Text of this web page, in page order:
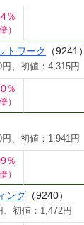
％
）
トワーク （9241）
、初値：4,315円
％
）
、初値：1,941円
％
）
ング （9240）
初値：1,472円